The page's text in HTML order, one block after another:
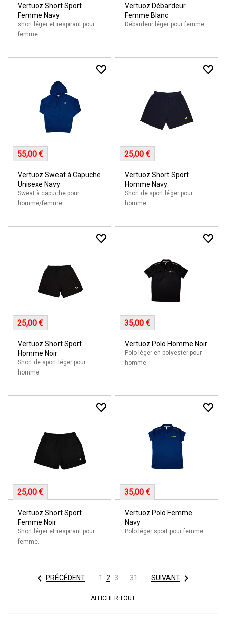
Vertuoz Short Sport
Femme Navy
short léger et respirant pour
femme.
Vertuoz Débardeur
Femme Blanc
Débardeur léger pour femme.
Vertuoz Sweat à Capuche
Unisexe Navy
Sweat à capuche pour
homme/femme.
55,00 €
Vertuoz Short Sport
Homme Navy
Short de sport léger pour
homme.
25,00 €
Vertuoz Short Sport
Homme Noir
Short de sport léger pour
homme.
25,00 €
Vertuoz Polo Homme Noir
Polo léger en polyester pour
homme.
35,00 €
Vertuoz Short Sport
Femme Noir
Short léger et respirant pour
femme.
25,00 €
Vertuoz Polo Femme
Navy
Polo léger sport pour femme.
35,00 €
 PRÉCÉDENT 1 2 3 31 SUIVANT 
AFFICHER TOUT